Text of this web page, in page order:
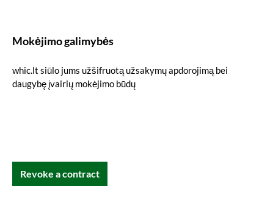
Mokėjimo galimybės
whic.lt siūlo jums užšifruotą užsakymų apdorojimą bei
daugybę įvairių mokėjimo būdų
Revoke a contract